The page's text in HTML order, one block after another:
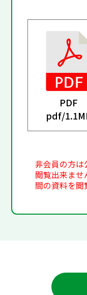
PDF
pdf/
非会員の方は
閲覧出来ませ
間の資料を閲